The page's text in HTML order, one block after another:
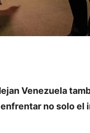
Venezuela
no solo el